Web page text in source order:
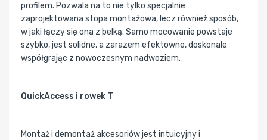
profilem. Pozwala na to nie tylko specjalnie
zaprojektowana stopa montażowa, lecz również sposób,
w jaki łączy się ona z belką. Samo mocowanie powstaje
szybko, jest solidne, a zarazem efektowne, doskonale
współgrając z nowoczesnym nadwoziem.
QuickAccess i rowek T
Montaż i demontaż akcesoriów jest intuicyjny i